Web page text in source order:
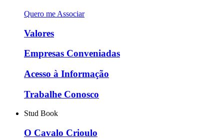
Quero me Associar
Valores
Empresas Conveniadas
Acesso à Informação
Trabalhe Conosco
Stud Book
O Cavalo Crioulo